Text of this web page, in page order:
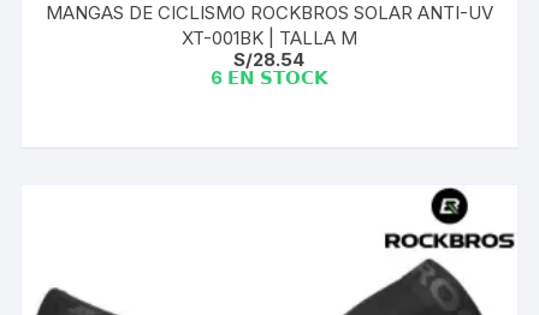
MANGAS DE CICLISMO ROCKBROS SOLAR ANTI-UV
XT-001BK | TALLA M
S/28.54
6 𝗘𝗡 𝗦𝗧𝗢𝗖𝗞